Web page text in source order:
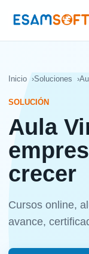
Inicio Soluciones
SOLUCIÓN
Aula
crecer
Cursos online,
avance,